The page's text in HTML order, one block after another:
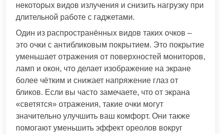
некоторых видов излучения и снизить нагрузку при
длительной работе с гаджетами.
Один из распространённых видов таких очков –
это очки с антибликовым покрытием. Это покрытие
уменьшает отражения от поверхностей мониторов,
ламп и окон, что делает изображение на экране
более чётким и снижает напряжение глаз от
бликов. Если вы часто замечаете, что от экрана
«светятся» отражения, такие очки могут
значительно улучшить ваш комфорт. Они также
помогают уменьшить эффект ореолов вокруг